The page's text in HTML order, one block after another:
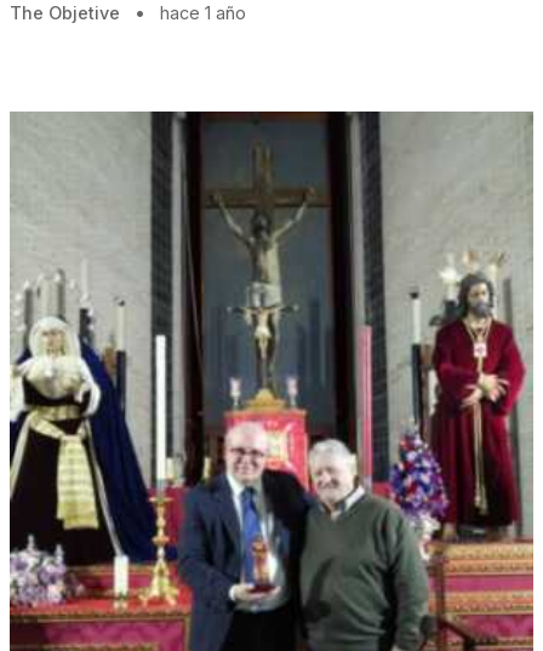
The Objetive • hace 1 año